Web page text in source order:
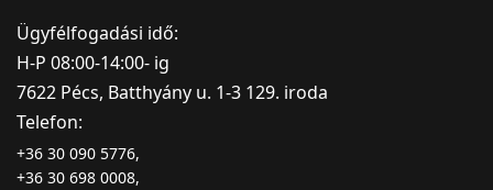
Ügyfélfogadási idő:
H-P 08:00-14:00- ig
7622 Pécs, Batthyány u. 1-3 129. iroda
Telefon:
+36 30 090 5776,
+36 30 698 0008,